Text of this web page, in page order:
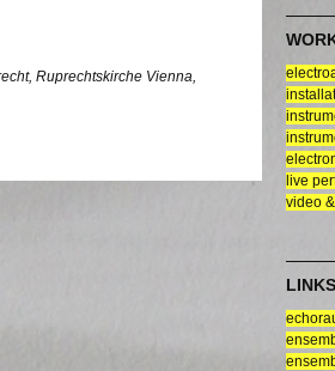
Ruprechtskirche Vienna,
live
video
LINKS